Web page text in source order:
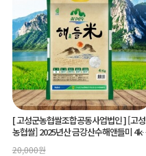
[ 고성군농협쌀조합공동사업법인 ][고성
농협쌀] 2025년산 금강산수해앤들미 4kg
(상등급) 당일도정
20,000원